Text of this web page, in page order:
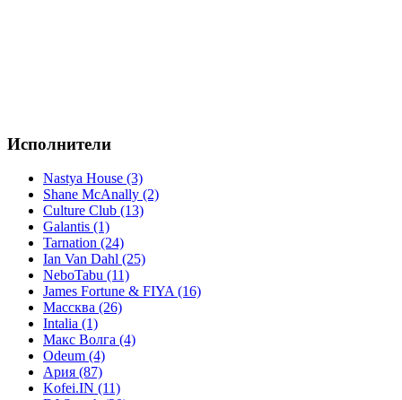
Исполнители
Nastya House (3)
Shane McAnally (2)
Culture Club (13)
Galantis (1)
Tarnation (24)
Ian Van Dahl (25)
NeboTabu (11)
James Fortune & FIYA (16)
Массква (26)
Intalia (1)
Макс Волга (4)
Odeum (4)
Ария (87)
Kofei.IN (11)